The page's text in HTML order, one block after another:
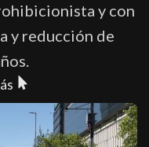
y con
y reducción de